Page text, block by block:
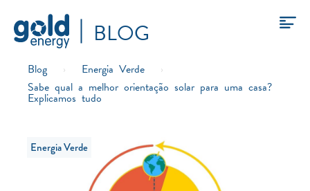
BLOG
Blog › Energia Verde
›
Sabe qual a melhor orientação solar para uma casa?
Explicamos tudo
Energia Verde